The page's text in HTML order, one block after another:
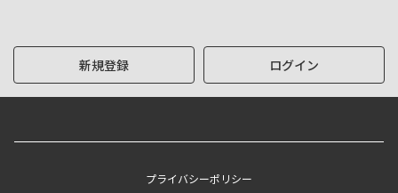
新規登録 ログイン
プライバシーポリシー